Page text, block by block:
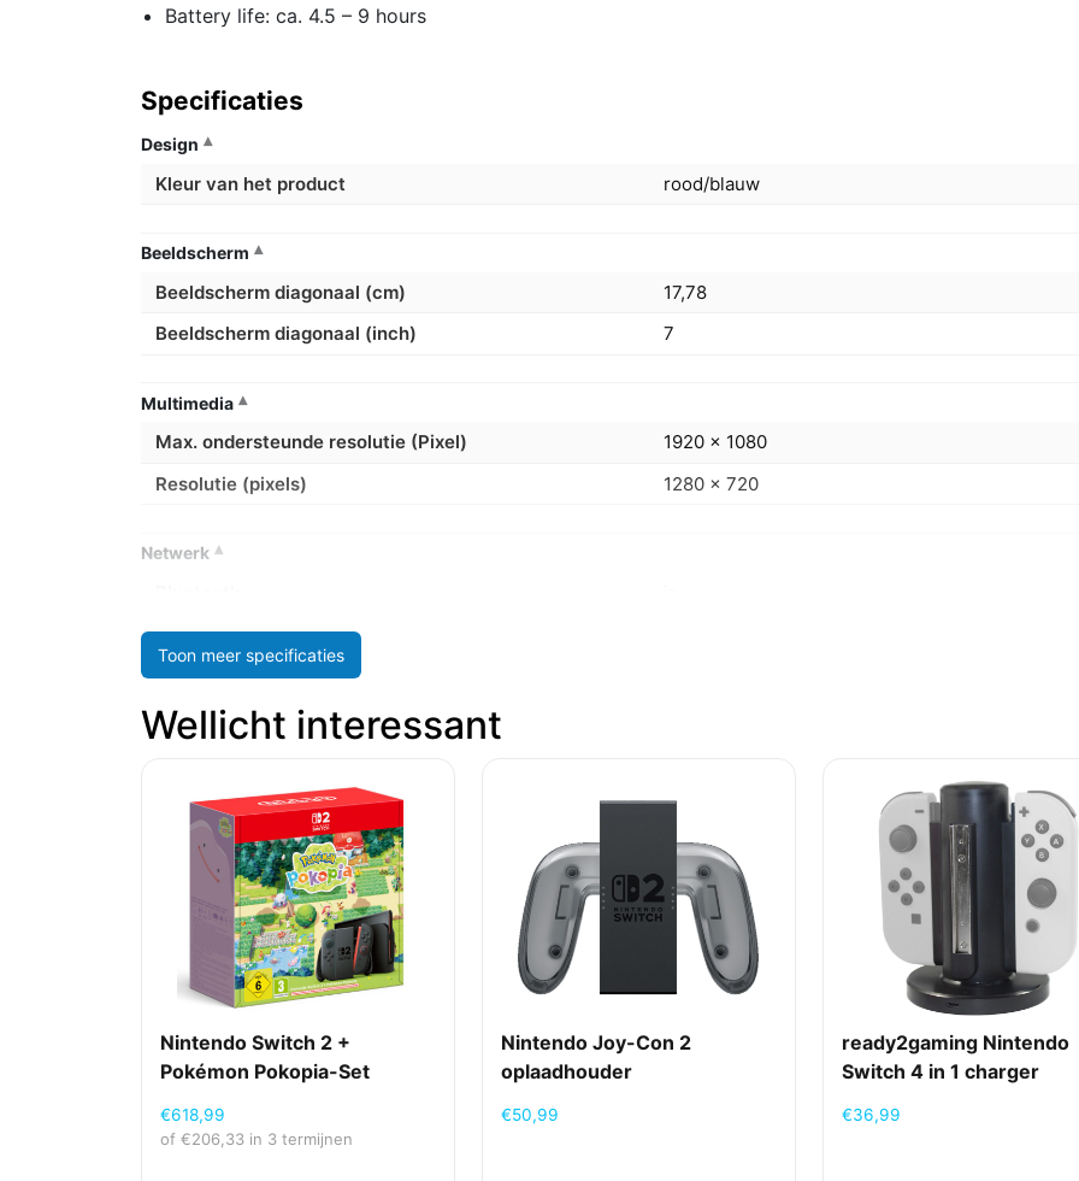
Battery life: ca. 4.5 – 9 hours
Specificaties
Design
Kleur van het product rood/blauw
Beeldscherm
Beeldscherm diagonaal (cm)
17,78
Beeldscherm diagonaal (inch)
7
Multimedia
Max. ondersteunde resolutie (Pixel)
1920 x 1080
Resolutie (pixels)
1280 x 720
Netwerk
Ethernet
Netwerk (RJ 45)
NFC
Opslagmedia
Geheugenkaart slot
Opslagcapaciteit (GB)
64
Type geheugenkaart
microSD
Processor betekenis
Energie
Toon meer specificaties
Wellicht interessant
Nintendo Switch 2 +
Pokémon Pokopia-Set
€618,99
of €206,33 in 3 termijnen
Nintendo Joy-Con 2
oplaadhouder
€50,99
ready2gaming Nintendo
Switch 4 in 1 charger
€36,99